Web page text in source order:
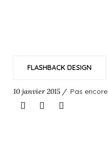
FLASHBACK DESIGN
10 janvier 2015 / Pas